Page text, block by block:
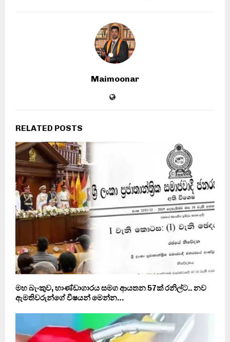
Maimoonar
RELATED POSTS
මහ බැංකුව, භාණ්ඩාගාරය සමග ආයතන 57ක් රනිල්ට.. නව
ඇමතිවරුන්ගේ විෂයන් මෙන්න…